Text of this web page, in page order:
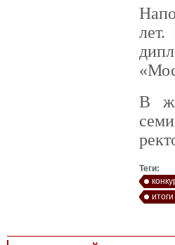
лет.
В
Теги: